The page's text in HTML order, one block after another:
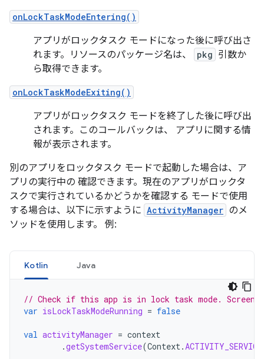
onLockTaskModeEntering()
アプリがロックタスク モードになった後に呼び出さ
れます。リソースのパッケージ名は、
pkg 引数か
ら取得できます。
onLockTaskModeExiting()
アプリがロックタスク モードを終了した後に呼び出
されます。このコールバックは、 アプリに関する情
報が表示されます。
別のアプリをロックタスク モードで起動した場合は、ア
プリの実行中の 確認できます。現在のアプリがロックタ
スクで実行されているかどうかを確認する モードで使用
する場合は、以下に示すように ActivityManager のメ
ソッドを使用します。 例:
Kotlin Java
// Check if this app is in lock task mode. Screen
var isLockTaskModeRunning = false
val activityManager = context
.getSystemService(Context.ACTIVITY_SERVICE